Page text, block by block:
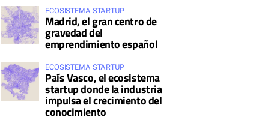
ECOSISTEMA STARTUP
Madrid, el gran centro de
gravedad del
emprendimiento español
ECOSISTEMA STARTUP
País Vasco, el ecosistema
startup donde la industria
impulsa el crecimiento del
conocimiento